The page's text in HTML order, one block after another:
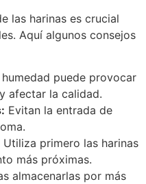
las harinas es crucial
Aquí algunos consejos
humedad puede provocar
afectar la calidad.
Evitan la entrada de
Utiliza primero las harinas
más próximas.
almacenarlas por más